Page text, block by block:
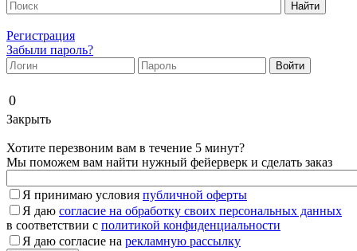
Регистрация
Забыли пароль?
0
Закрыть
Хотите перезвоним вам в течение 5 минут?
Мы поможем вам найти нужный фейерверк и сделать заказ
Я принимаю условия публичной оферты
Я даю согласие на обработку своих персональных данных
в соответствии с политикой конфиденциальности
Я даю согласие на рекламную рассылку